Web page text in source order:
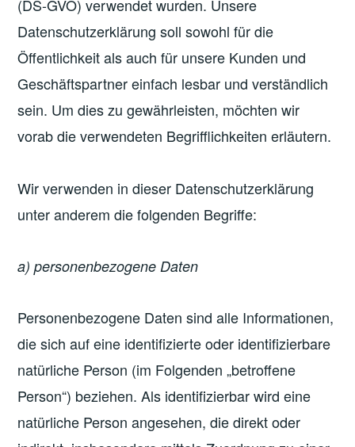
(DS-GVO) verwendet wurden. Unsere
Datenschutzerklärung soll sowohl für die
Öffentlichkeit als auch für unsere Kunden und
Geschäftspartner einfach lesbar und verständlich
sein. Um dies zu gewährleisten, möchten wir
vorab die verwendeten Begrifflichkeiten erläutern.
Wir verwenden in dieser Datenschutzerklärung
unter anderem die folgenden Begriffe:
a) personenbezogene Daten
Personenbezogene Daten sind alle Informationen,
die sich auf eine identifizierte oder identifizierbare
natürliche Person (im Folgenden „betroffene
Person“) beziehen. Als identifizierbar wird eine
natürliche Person angesehen, die direkt oder